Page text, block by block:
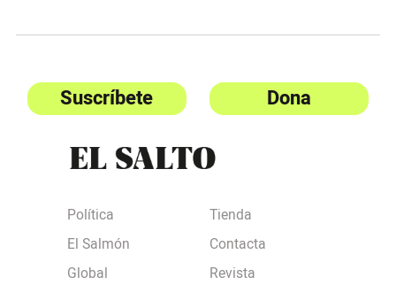
Suscríbete Dona
Política
El Salmón
Global
Tienda
Contacta
Revista